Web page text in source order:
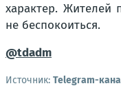
характер. Жителей
не беспокоиться.
@tdadm
Источник: Telegram-